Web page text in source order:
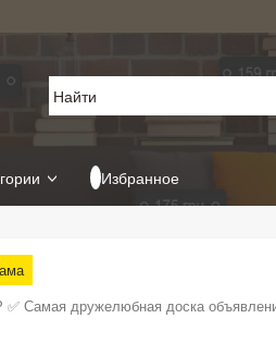
Избранное
Самая дружелюбная доска